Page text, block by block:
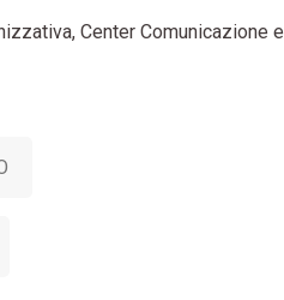
Center Comunicazione e